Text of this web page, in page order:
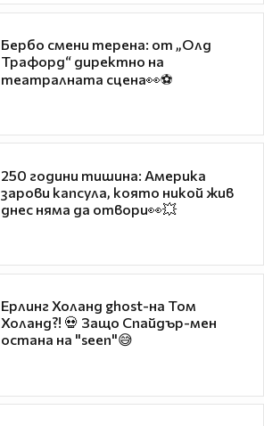
Бербо смени терена: от „Олд
Трафорд“ директно на
театралната сцена👀⚽
250 години тишина: Америка
зарови капсула, която никой жив
днес няма да отвори👀💥
Ерлинг Холанд ghost-на Том
Холанд?! 💀 Защо Спайдър-мен
остана на "seen"😅